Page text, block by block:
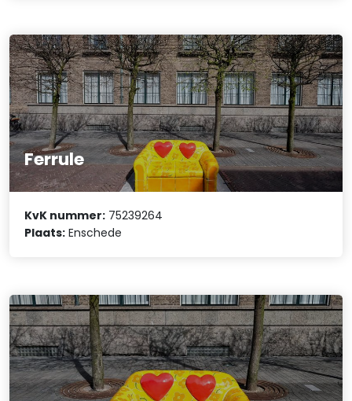
Ferrule
KvK nummer: 75239264
Plaats: Enschede